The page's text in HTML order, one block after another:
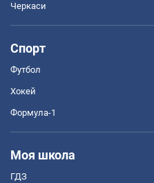
Черкаси
Спорт
Футбол
Хокей
Формула-1
Моя школа
ГДЗ